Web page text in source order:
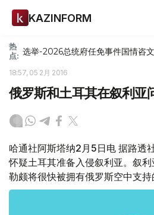
KAZINFORM
热
点: 选举-2026总统府任免事件国情咨文
18:57, 05 2月 2016
俄罗斯和土耳其在叙利亚
哈通社阿斯塔纳2月5日电 据路透
怀疑土耳其准备入侵叙利亚。叙
勒颇将很快被拥有俄罗斯空中支持